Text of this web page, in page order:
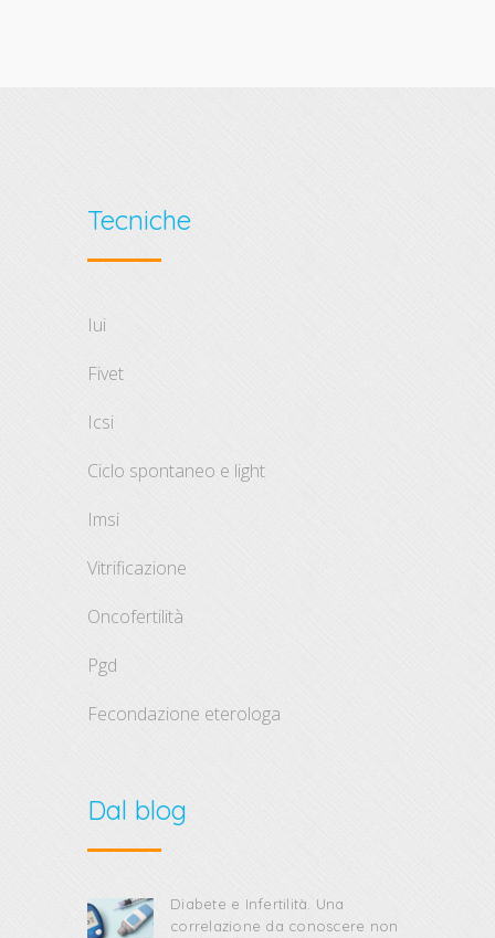
Tecniche
iui
fivet
icsi
ciclo spontaneo e light
imsi
vitrificazione
oncofertilità
pgd
fecondazione eterologa
Dal blog
Diabete e Infertilità. Una
correlazione da conoscere non